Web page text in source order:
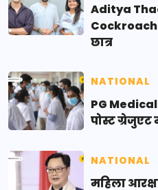
Aditya
छात्र
NATIONAL
PG
पोस्ट
NATIONAL
महिला